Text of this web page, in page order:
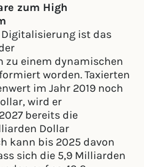
zum High
ist das
einem dynamischen
worden. Taxierten
im Jahr 2019 noch
wird er
bereits die
Dollar
kann bis 2025 davon
sich die 5,9 Milliarden